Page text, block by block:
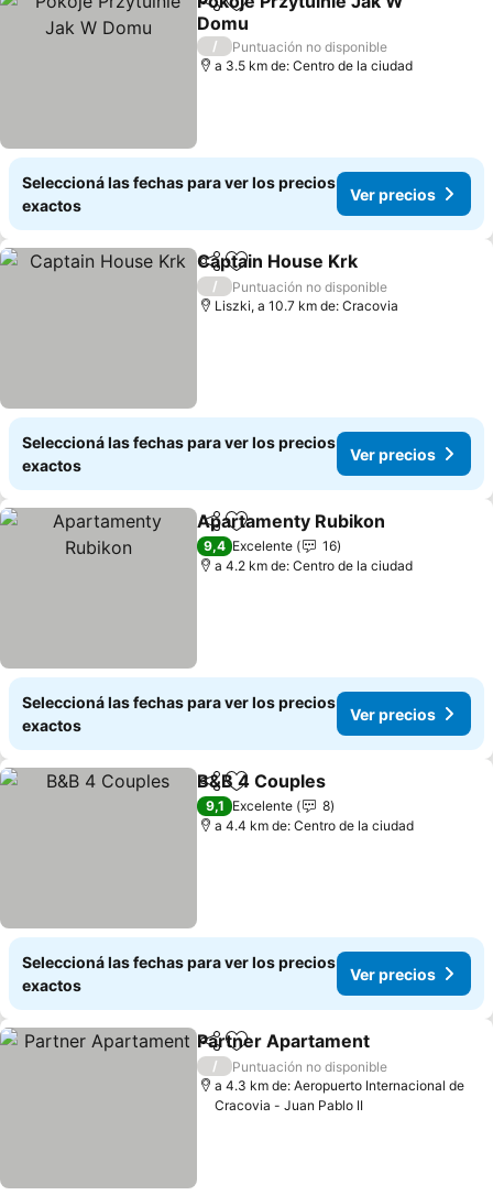
CompartirAñadir a favoritos
Domu
Ver precios
/
Puntuación no disponible
a 3.5 km de: Centro de la ciudad
Seleccioná las fechas para ver los precios
exactos
Ver precios
CompartirAñadir a favoritos
Captain House Krk
/
Puntuación no disponible
Liszki, a 10.7 km de: Cracovia
Seleccioná las fechas para ver los precios
exactos
Ver precios
CompartirAñadir a favoritos
Apartamenty Rubikon
9,4 Excelente
16
a 4.2 km de: Centro de la ciudad
Seleccioná las fechas para ver los precios
exactos
Ver precios
CompartirAñadir a favoritos
B&B 4 Couples
9,1 Excelente
8
a 4.4 km de: Centro de la ciudad
Seleccioná las fechas para ver los precios
exactos
Ver precios
CompartirAñadir a favoritos
Partner Apartament
/
Puntuación no disponible
a 4.3 km de: Aeropuerto Internacional de
Cracovia - Juan Pablo II